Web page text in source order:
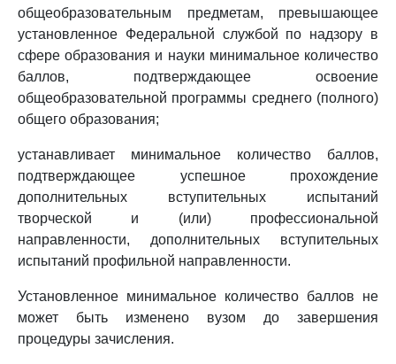
общеобразовательным предметам, превышающее
установленное Федеральной службой по надзору в
сфере образования и науки минимальное количество
баллов, подтверждающее освоение
общеобразовательной программы среднего (полного)
общего образования;
устанавливает минимальное количество баллов,
подтверждающее успешное прохождение
дополнительных вступительных испытаний
творческой и (или) профессиональной
направленности, дополнительных вступительных
испытаний профильной направленности.
Установленное минимальное количество баллов не
может быть изменено вузом до завершения
процедуры зачисления.